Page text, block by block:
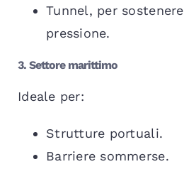
Tunnel, per
pressione.
3. Settore marittimo
Ideale per:
Strutture portuali.
Barriere sommerse.